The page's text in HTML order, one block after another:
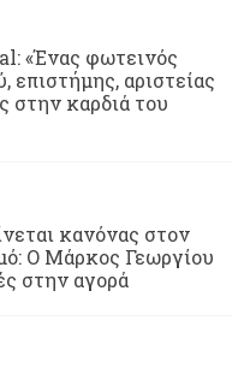
«Ένας φωτεινός
επιστήμης, αριστείας
στην καρδιά του
κανόνας στον
Ο Μάρκος Γεωργίου
στην αγορά